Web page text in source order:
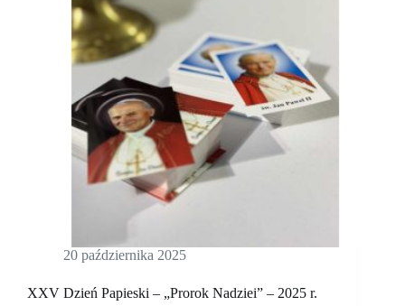
20 października 2025
XXV Dzień Papieski – „Prorok Nadziei” – 2025 r.